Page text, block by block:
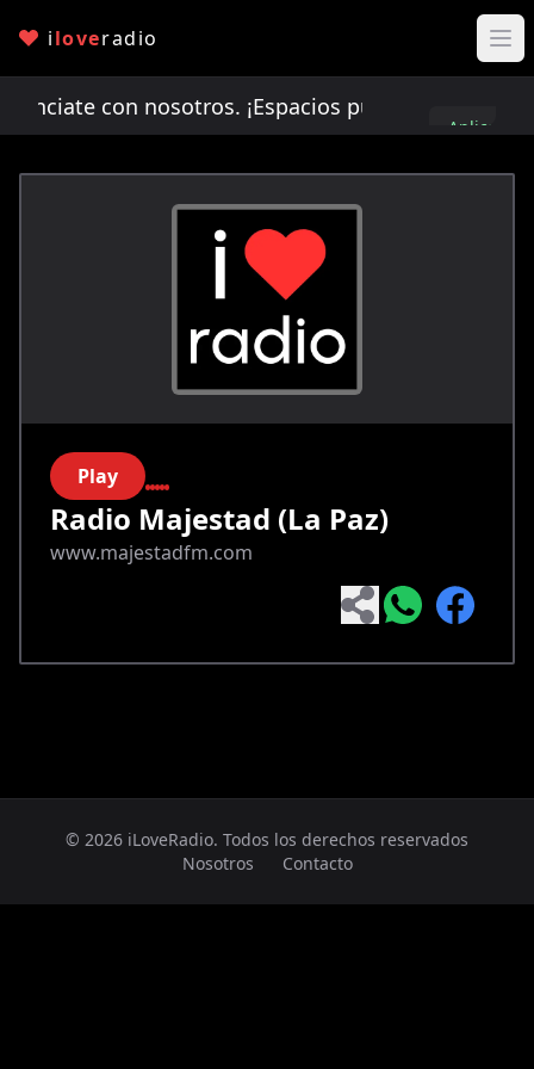
iloveradio
con nosotros. ¡Espacios publicitarios
Aplica
Play
Radio Majestad (La Paz)
www.majestadfm.com
© 2026 iLoveRadio. Todos los derechos reservados
Nosotros
Contacto